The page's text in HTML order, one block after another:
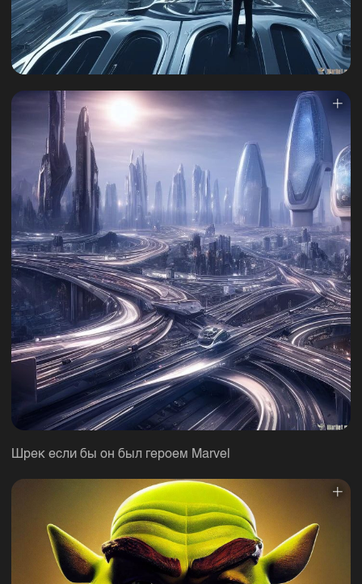
Шрек если бы он был героем Marvel